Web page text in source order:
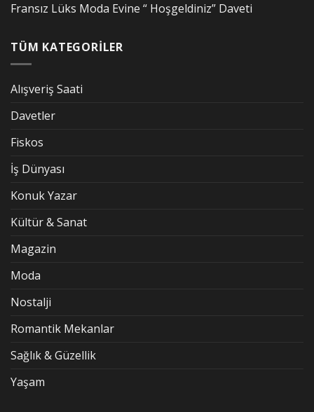
Fransız Lüks Moda Evine “ Hoşgeldiniz” Daveti
TÜM KATEGORİLER
Alışveriş Saati
Davetler
Fiskos
İş Dünyası
Konuk Yazar
Kültür & Sanat
Magazin
Moda
Nostalji
Romantik Mekanlar
Sağlık & Güzellik
Yaşam